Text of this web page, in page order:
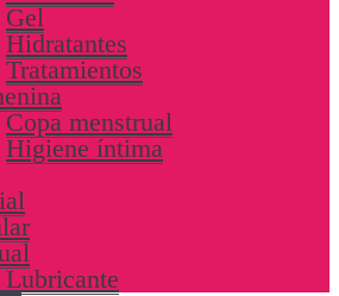
Gel
Hidratantes
Tratamientos
Copa menstrual
Higiene íntima
Lubricante